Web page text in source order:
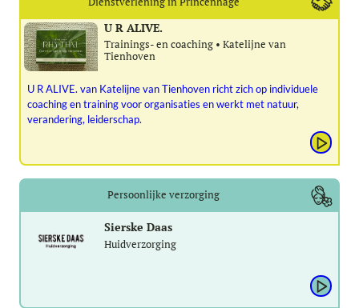
U R ALIVE.
Trainings- en coaching • Katelijne van
Tienhoven
U R ALIVE. van Katelijne van Tienhoven richt zich op individuele
coaching en training voor organisaties en werkt met natuur,
verandering, leiderschap.
Persoonlijke verzorging
Sierske Daas
Huidverzorging